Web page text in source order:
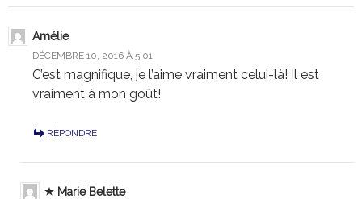
Amélie
DÉCEMBRE 10, 2016 À 5:01
C’est magnifique, je l’aime vraiment celui-là! Il est
vraiment à mon goût!
RÉPONDRE
Marie Belette